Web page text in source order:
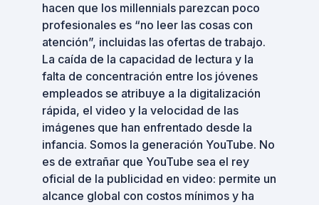
hacen que los millennials parezcan poco
profesionales es “no leer las cosas con
atención”, incluidas las ofertas de trabajo.
La caída de la capacidad de lectura y la
falta de concentración entre los jóvenes
empleados se atribuye a la digitalización
rápida, el video y la velocidad de las
imágenes que han enfrentado desde la
infancia. Somos la generación YouTube. No
es de extrañar que YouTube sea el rey
oficial de la publicidad en video: permite un
alcance global con costos mínimos y ha